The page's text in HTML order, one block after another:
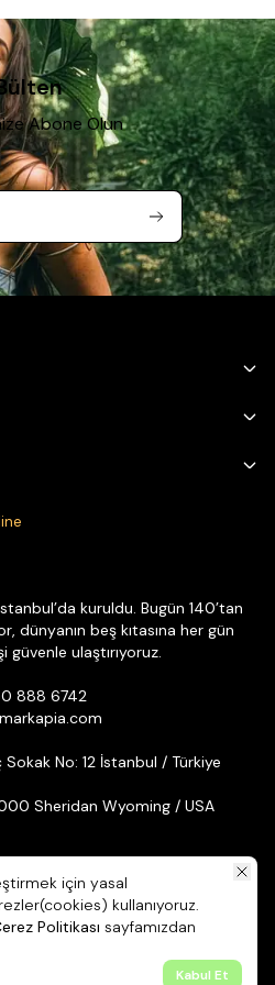
için yasal
kullanıyoruz.
Politikası sayfamızdan
Kabul Et
Abone Olun
kuruldu. Bugün 140’tan
dünyanın beş kıtasına her gün
güvenle ulaştırıyoruz.
888 6742
No: 12 İstanbul / Türkiye
Sheridan Wyoming / USA
Saklıdır. ikas E-ticaret Altyapısıyla